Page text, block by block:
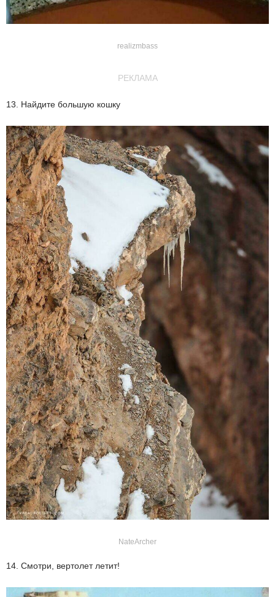
realizmbass
РЕКЛАМА
13. Найдите большую кошку
NateArcher
14. Смотри, вертолет летит!